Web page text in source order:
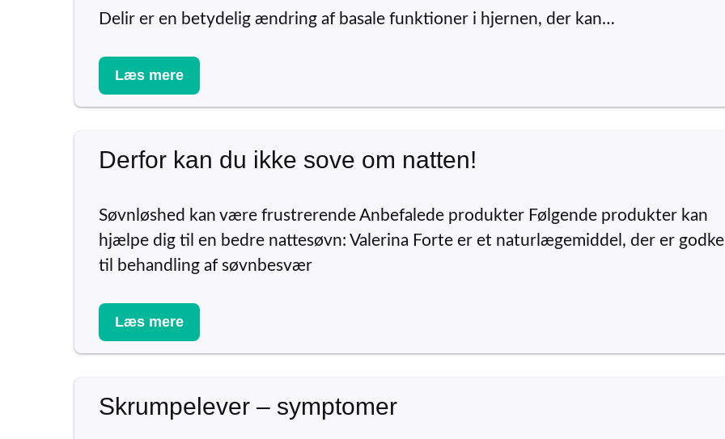
Delir er en betydelig ændring af basale funktioner i hjernen, der kan…
Læs mere
Derfor kan du ikke sove om natten!
Søvnløshed kan være frustrerende Anbefalede produkter Følgende produkter kan
hjælpe dig til en bedre nattesøvn: Valerina Forte er et naturlægemiddel, der er
til behandling af søvnbesvær
Læs mere
Skrumpelever – symptomer